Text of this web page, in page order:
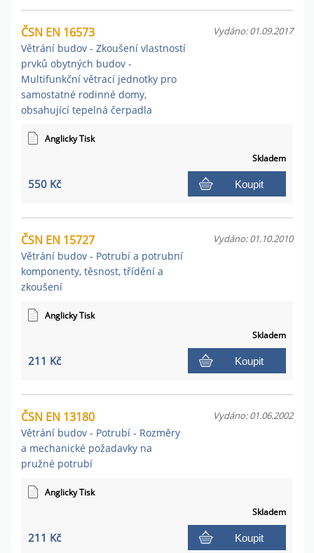
ČSN EN 16573
Větrání budov - Zkoušení vlastností
prvků obytných budov -
Multifunkční větrací jednotky pro
samostatné rodinné domy,
obsahující tepelná čerpadla
Vydáno: 01.09.2017
Anglicky Tisk
Skladem
550 Kč Koupit
ČSN EN 15727
Větrání budov - Potrubí a potrubní
komponenty, těsnost, třídění a
zkoušení
Vydáno: 01.10.2010
Anglicky Tisk
Skladem
211 Kč Koupit
ČSN EN 13180
Větrání budov - Potrubí - Rozměry
a mechanické požadavky na
pružné potrubí
Vydáno: 01.06.2002
Anglicky Tisk
Skladem
211 Kč Koupit